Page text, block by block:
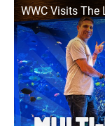
WWC Visits The